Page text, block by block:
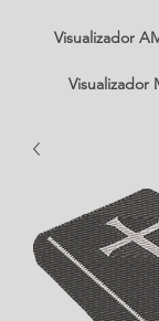
Visualizador
Visualizador